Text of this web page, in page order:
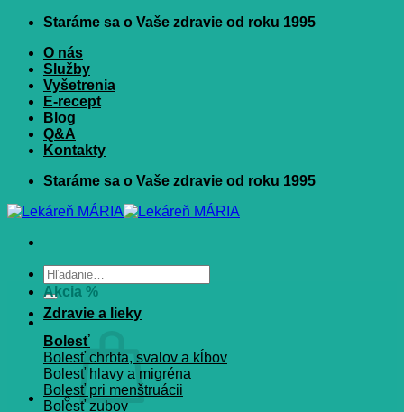
Skip
content
Staráme sa o Vaše zdravie od roku 1995
O nás
Služby
Vyšetrenia
E-recept
Blog
Q&A
Kontakty
Staráme sa o Vaše zdravie od roku 1995
Hľadať:
Akcia %
Zdravie a lieky
Bolesť
Bolesť chrbta, svalov a kĺbov
Bolesť hlavy a migréna
Bolesť pri menštruácii
Bolesť zubov